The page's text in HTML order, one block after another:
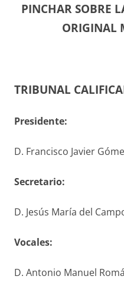
PINCHAR SOBRE
ORIGINAL
TRIBUNAL
Presidente:
D. Francisco Javier
Secretario:
D. Jesús María del
Vocales:
D. Antonio Manuel